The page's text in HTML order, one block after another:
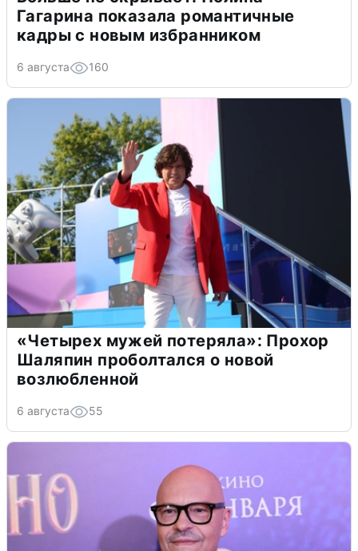
Гагарина показала романтичные
кадры с новым избранником
6 августа 160
«Четырех мужей потеряла»: Прохор
Шаляпин проболтался о новой
возлюбленной
6 августа 55